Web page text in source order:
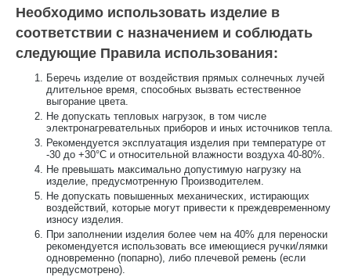
Необходимо использовать изделие в
соответствии с назначением и соблюдать
следующие Правила использования:
Беречь изделие от воздействия прямых солнечных лучей
длительное время, способных вызвать естественное
выгорание цвета.
Не допускать тепловых нагрузок, в том числе
электронагревательных приборов и иных источников тепла.
Рекомендуется эксплуатация изделия при температуре от
-30 до +30°С и относительной влажности воздуха 40-80%.
Не превышать максимально допустимую нагрузку на
изделие, предусмотренную Производителем.
Не допускать повышенных механических, истирающих
воздействий, которые могут привести к преждевременному
износу изделия.
При заполнении изделия более чем на 40% для переноски
рекомендуется использовать все имеющиеся ручки/лямки
одновременно (попарно), либо плечевой ремень (если
предусмотрено).